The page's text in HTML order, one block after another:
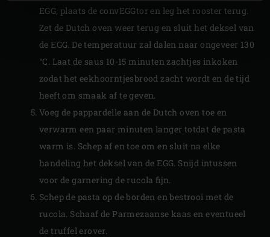
EGG, plaats de convEGGtor en leg het rooster terug.
Zet de Dutch oven weer terug en sluit het deksel van
de EGG. De temperatuur zal dalen naar ongeveer 130
°C. Laat de saus 10-15 minuten zachtjes inkoken
zodat het eekhoorntjesbrood zacht wordt en de tijd
heeft om smaak af te geven.
Voeg de pappardelle aan de Dutch oven toe en
verwarm een paar minuten langer totdat de pasta
warm is. Schep af en toe om en sluit na elke
handeling het deksel van de EGG. Snijd intussen
voor de garnering de rucola fijn.
Schep de pasta op de borden en bestrooi met de
rucola. Schaaf de Parmezaanse kaas en eventueel
de truffel erover.